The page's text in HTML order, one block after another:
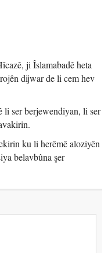
ji Îslamabadê heta
dijwar de li cem hev
li ser berjewendiyan, li ser
ku li herêmê aloziyên
belavbûna şer